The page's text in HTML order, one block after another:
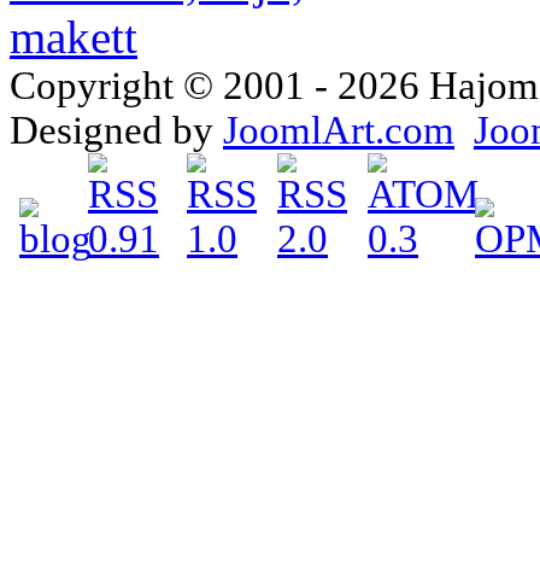
Copyright © 2001 - 2026
Designed by JoomlArt.com